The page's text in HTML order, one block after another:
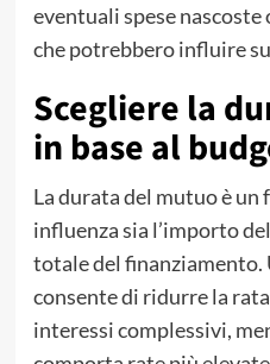
eventuali spese
che potrebbero influire
Scegliere la
in base al
La durata del mutuo è un
influenza sia l’importo
totale del finanziamento.
consente di ridurre la
interessi complessivi,